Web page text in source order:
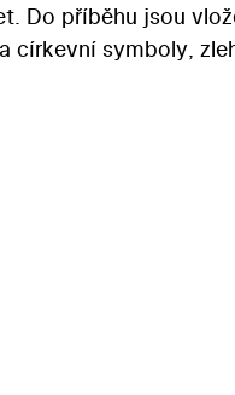
Do příběhu jsou
církevní symboly,
pohledem